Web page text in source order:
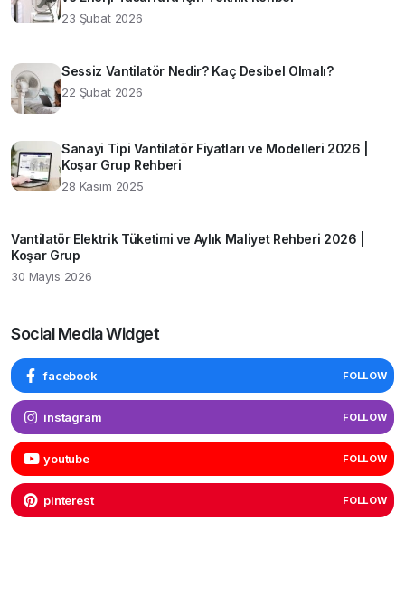
23 Şubat 2026
Sessiz Vantilatör Nedir? Kaç Desibel Olmalı?
22 Şubat 2026
Sanayi Tipi Vantilatör Fiyatları ve Modelleri 2026 |
Koşar Grup Rehberi
28 Kasım 2025
Vantilatör Elektrik Tüketimi ve Aylık Maliyet Rehberi 2026 |
Koşar Grup
30 Mayıs 2026
Social Media Widget
facebook FOLLOW
instagram FOLLOW
youtube FOLLOW
pinterest FOLLOW